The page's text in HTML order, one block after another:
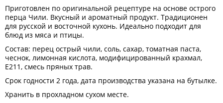
Приготовлен по оригинальной рецептуре на основе острого
перца Чили. Вкусный и ароматный продукт. Традиционен
для русской и восточной кухонь. Идеально подходит для
блюд из мяса и птицы.
Состав: перец острый чили, соль, сахар, томатная паста,
чеснок, лимонная кислота, модифицированный крахмал,
Е211, смесь пряных трав.
Срок годности 2 года, дата производства указана на бутылке.
Хранить в прохладном сухом месте.